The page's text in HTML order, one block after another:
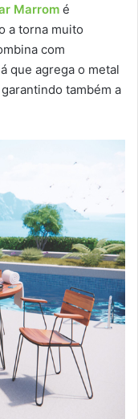
Marrom é
a torna muito
com
que agrega o metal
também a